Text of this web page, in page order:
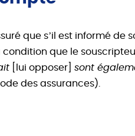
que s’il est informé
que le
[lui opposer] sont
des assurances).